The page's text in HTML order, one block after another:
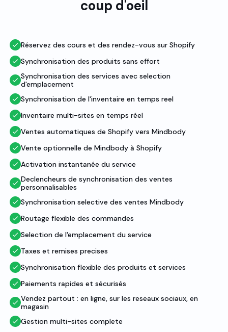
coup d'oeil
Réservez des cours et des rendez-vous sur Shopify
Synchronisation des produits sans effort
Synchronisation des services avec selection
d'emplacement
Synchronisation de l'inventaire en temps reel
Inventaire multi-sites en temps réel
Ventes automatiques de Shopify vers Mindbody
Vente optionnelle de Mindbody à Shopify
Activation instantanée du service
Declencheurs de synchronisation des ventes
personnalisables
Synchronisation selective des ventes Mindbody
Routage flexible des commandes
Selection de l'emplacement du service
Taxes et remises precises
Synchronisation flexible des produits et services
Paiements rapides et sécurisés
Vendez partout : en ligne, sur les reseaux sociaux, en
magasin
Gestion multi-sites complete